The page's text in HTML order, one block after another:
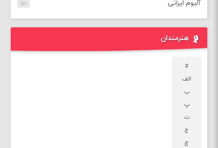
آلبوم ایرانی ۵۰
هنرمندان
#
الف
ب
پ
ت
ج
چ